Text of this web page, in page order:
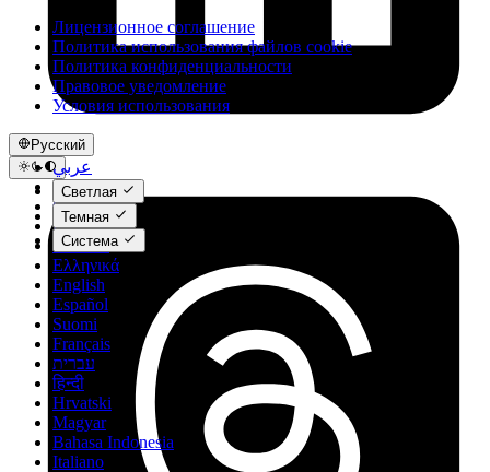
Лицензионное соглашение
Политика использования файлов cookie
Политика конфиденциальности
Правовое уведомление
Условия использования
Русский
عربي
Català
Čeština
Dansk
Deutsch
Ελληνικά
English
Español
Suomi
Français
עברית
हिन्दी
Hrvatski
Magyar
Bahasa Indonesia
Italiano
Светлая
Темная
Система